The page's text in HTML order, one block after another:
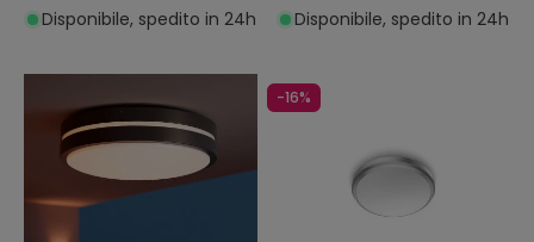
Disponibile, spedito in 24h
Disponibile, spedito in 24h
-16%